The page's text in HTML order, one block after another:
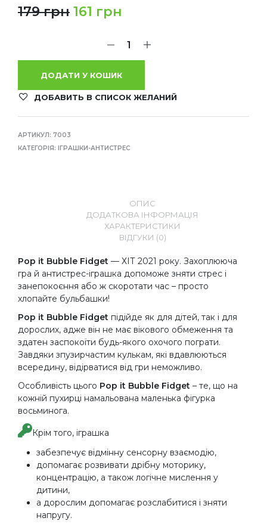
179грн 161 грн
ДОДАТИ У КОШИК
ДОБАВИТЬ В СПИСОК ЖЕЛАНИЙ
АРТИКУЛ: 7003
КАТЕГОРІЯ: ІГРАШКИ-АНТИСТРЕС
ОПИС
ДОДАТКОВА ІНФОРМАЦІЯ
ХАРАКТЕРИСТИКИ
ВІДГУКИ (0)
Pop it Bubble Fidget — ХІТ 2021 року. Захоплююча
гра й антистрес-іграшка допоможе зняти стрес і
занепокоєння або ж скоротати час – просто
хлопайте бульбашки!
Pop it Bubble Fidget підійде як для дітей, так і для
дорослих, адже він не має вікового обмеження та
здатен заспокоїти будь-якого охочого пограти.
Завдяки зпузирчастим кулькам, які вдавлюються
всередину, відірватися від гри неможливо.
Особливість цього Pop it Bubble Fidget – те, що на
кожній пухирці намальована маленька фігурка
восьминога.
Крім того, іграшка
забезпечує відмінну сенсорну взаємодію,
допомагає розвивати дрібну моторику,
концентрацію, а також логічне мислення у
дитини,
а дорослим допомагає розслабитися і зняти
напругу.